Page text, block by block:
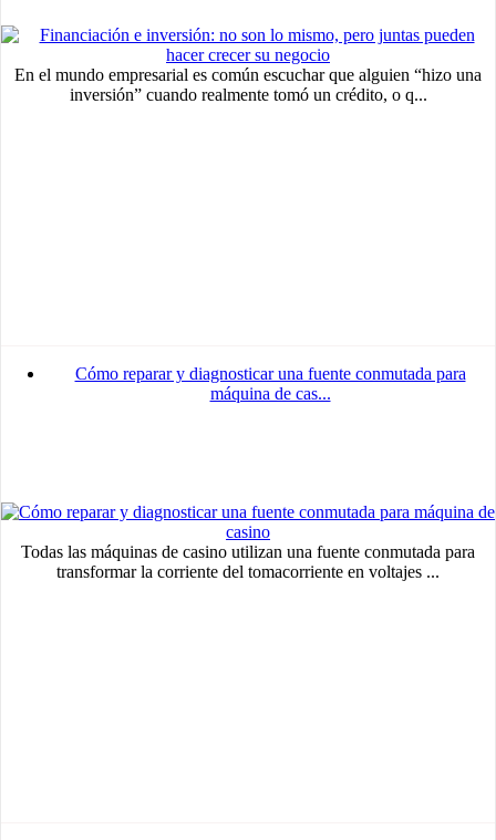
En el mundo empresarial es común escuchar que alguien “hizo una
inversión” cuando realmente tomó un crédito, o q...
Cómo reparar y diagnosticar una fuente conmutada para
máquina de cas...
Todas las máquinas de casino utilizan una fuente conmutada para
transformar la corriente del tomacorriente en voltajes ...